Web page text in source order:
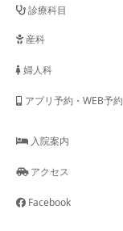
診療科目
産科
婦人科
アプリ予約・WEB予約
入院案内
アクセス
Facebook